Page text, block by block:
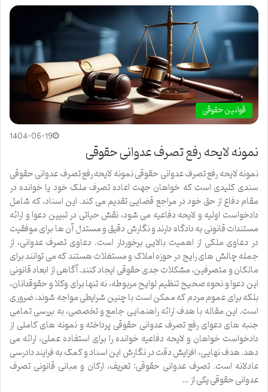
قوانین حقوقی
1404-06-19
نمونه لایحه رفع تصرف عدوانی حقوقی
نمونه لایحه رفع تصرف عدوانی حقوقی نمونه لایحه رفع تصرف عدوانی حقوقی
سندی کلیدی است که خواهان جهت اعاده تصرف ملک خود یا خوانده در
مقام دفاع از حق خود در مراجع قضایی تقدیم می کند. این اسناد، که شامل
دادخواست اولیه و لایحه دفاعیه می شود، نقش حیاتی در تبیین دعوا و ارائه
مستندات قانونی به دادگاه دارند و نگارش دقیق و مستدل آن ها برای موفقیت
در دعاوی ملکی از اهمیت بالایی برخوردار است. دعاوی تصرف عدوانی، از
جمله چالش های رایج در حوزه املاک و مستغلات هستند که می توانند برای
مالکان و متصرفین، مشکلات جدی حقوقی ایجاد کنند. آگاهی از ابعاد قانونی
این دعوا و نحوه صحیح تنظیم لوایح مربوطه، نه تنها برای وکلا و حقوقدانان،
بلکه برای عموم مردم که ممکن است با چنین شرایطی مواجه شوند، ضروری
است. این مقاله با هدف ارائه راهنمایی جامع و تخصصی، به بررسی تمامی
جنبه های دعوای رفع تصرف عدوانی حقوقی پرداخته و نمونه های کاملی از
دادخواست خواهان و لایحه دفاعیه خوانده را برای استفاده عملی، ارائه می
دهد. هدف نهایی، افزایش دقت در نگارش این اسناد و کمک به فرایند دادرسی
عادلانه است. تصرف عدوانی حقوقی: تعریف، ارکان و مبانی قانونی تصرف
عدوانی حقوقی یکی از …